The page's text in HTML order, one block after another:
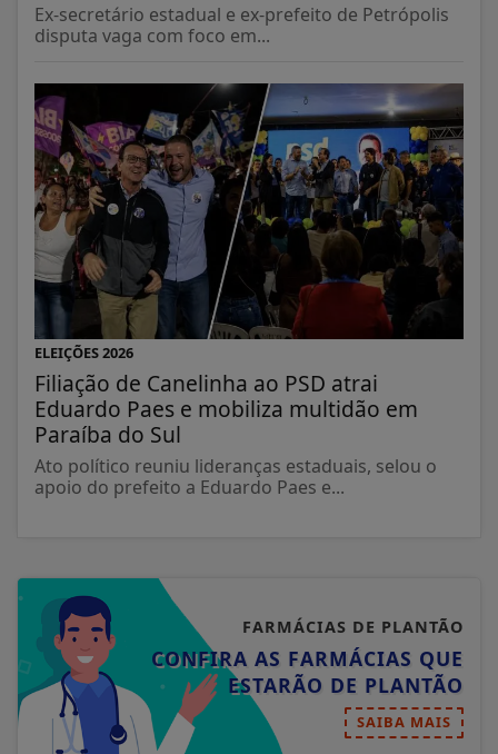
Ex-secretário estadual e ex-prefeito de Petrópolis
disputa vaga com foco em...
ELEIÇÕES 2026
Filiação de Canelinha ao PSD atrai
Eduardo Paes e mobiliza multidão em
Paraíba do Sul
Ato político reuniu lideranças estaduais, selou o
apoio do prefeito a Eduardo Paes e...
FARMÁCIAS DE PLANTÃO
CONFIRA AS FARMÁCIAS QUE
ESTARÃO DE PLANTÃO
SAIBA MAIS